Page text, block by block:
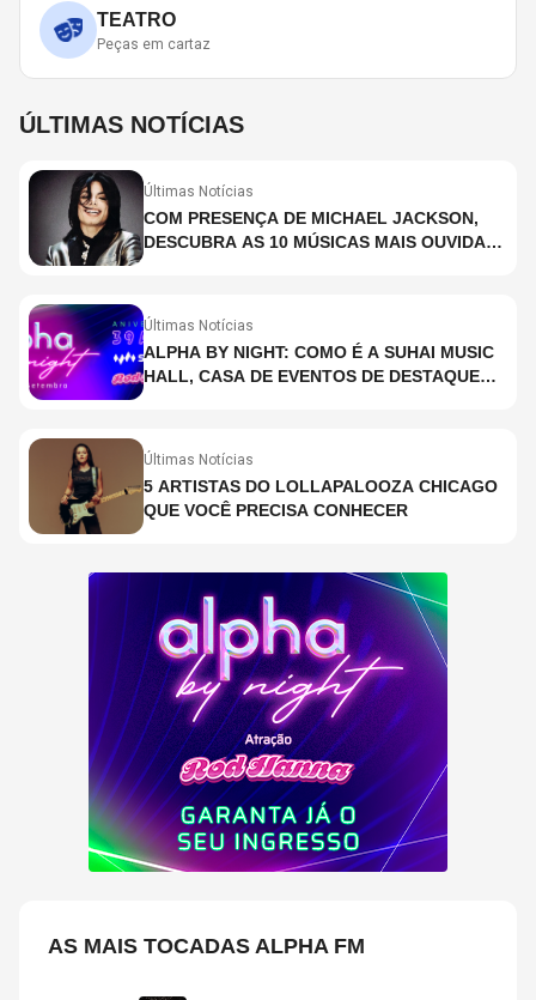
TEATRO
Peças em cartaz
ÚLTIMAS NOTÍCIAS
Últimas Notícias
COM PRESENÇA DE MICHAEL JACKSON,
DESCUBRA AS 10 MÚSICAS MAIS OUVIDAS
Últimas Notícias
ALPHA BY NIGHT: COMO É A SUHAI MUSIC
HALL, CASA DE EVENTOS DE DESTAQUE
Últimas Notícias
5 ARTISTAS DO LOLLAPALOOZA CHICAGO
QUE VOCÊ PRECISA CONHECER
AS MAIS TOCADAS ALPHA FM